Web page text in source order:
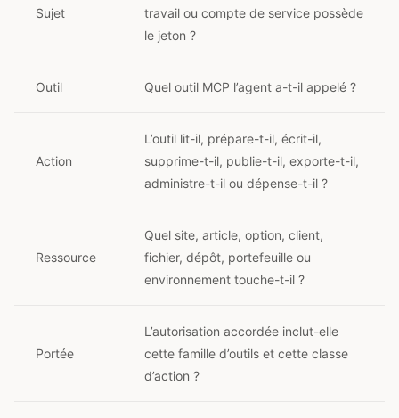
Sujet
travail ou compte de service possède
le jeton ?
Outil Quel outil MCP l’agent a-t-il appelé ?
Action
L’outil lit-il, prépare-t-il, écrit-il,
supprime-t-il, publie-t-il, exporte-t-il,
administre-t-il ou dépense-t-il ?
Ressource
Quel site, article, option, client,
fichier, dépôt, portefeuille ou
environnement touche-t-il ?
Portée
L’autorisation accordée inclut-elle
cette famille d’outils et cette classe
d’action ?